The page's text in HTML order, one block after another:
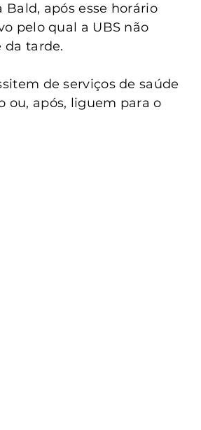
Bald, após esse horário
pelo qual a UBS não
da tarde.
de serviços de saúde
ou, após, liguem para o